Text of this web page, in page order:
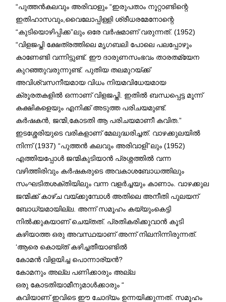
“പുത്തൻകലവും അരിവാളും “ഇരുപതാം നൂറ്റാണ്ടിന്റെ
ഇതിഹാസവും,വൈലോപ്പിള്ളി ശ്രീധരമേനോന്റെ
“കുടിയൊഴിപ്പിക്ക”ലും ഒരേ വർഷമാണ് വരുന്നത്. (1952)
“വിളജപ്തി ക്ഷേത്രത്തിലെ മൃഗബലി പോലെ പലപ്പോഴും
കാണേണ്ടി വന്നിട്ടുണ്ട്. ഈ ദാരുണസംഭവം താരതമ്യേന
കുറഞ്ഞുവരുന്നുണ്ട്. പുതിയ തലമുറയ്ക്ക്
അവിശ്വസനീയമായ വിധം നിയമവിധേയമായ
ക്രൂരതകളിൽ ഒന്നാണ് വിളജപ്തി. ഇതിൽ ബന്ധപ്പെട്ട മൂന്ന്
കക്ഷികളെയും എനിക്ക് അടുത്ത പരിചയമുണ്ട്.
കർഷകൻ, ജന്മി,കോടതി ആ പരിചയമാണീ കവിത.”
ഇടശ്ശേരിയുടെ വരികളാണ് മേലുദ്ധരിച്ചത്. വാഴക്കുലയിൽ
നിന്ന് (1937) “പുത്തൻ കലവും അരിവാളി”ലും (1952)
എത്തിയപ്പോൾ ജന്മികുടിയാൻ പ്രശ്നത്തിൽ വന്ന
വഴിത്തിരിവും കർഷകരുടെ അവകാശബോധത്തിലും
സംഘടിതശക്തിയിലും വന്ന വളർച്ചയും കാണാം. വാഴക്കുല
ജന്മിക്ക് കാഴ്ച വയ്ക്കുമ്പോൾ അതിലെ അനീതി പുലയന്
ബോധ്യമായില്ല. അന്ന് സമൂഹം കയ്യുംകെട്ടി
നിൽക്കുകയാണ് ചെയ്തത്. പ്രതികരിക്കുവാൻ കൂടി
കഴിയാത്ത ഒരു അവസ്ഥയാണ് അന്ന് നിലനിന്നിരുന്നത്.
‘ആരെ കൊയ്ത് കഴിച്ചതീയാണ്ടിൽ
കോമൻ വിളയിച്ച പൊന്നാര്യൻ?
കോമനും അല്ല പണിക്കാരും അല്ല
ഒരു കോടതിയാമീനുമാൾക്കാരും “
കവിയാണ് ഇവിടെ ഈ ചോദ്യം ഉന്നയിക്കുന്നത്. സമൂഹം